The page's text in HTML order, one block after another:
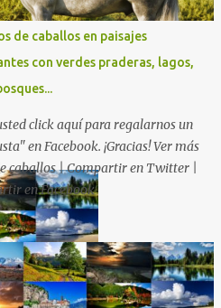
de caballos en paisajes
con verdes praderas, lagos,
click aquí para regalarnos un
en Facebook. ¡Gracias! Ver más
caballos | Compartir en Twitter |
en Facebook